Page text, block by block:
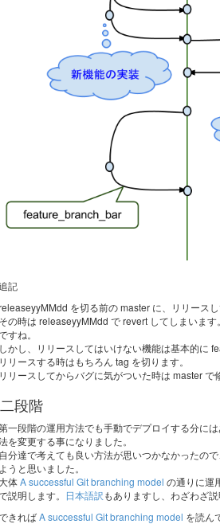
記
を切る前の master に、リリース
その時は releaseyyMMdd で revert してしまいま
すね。
しかし、リリースしてはいけない機能は基本的に
リリースする時はもちろん tag を切ります。
リリースしてからバグに気がついた時は master
段階
一段階の運用方法でも手動でデプロイする分に
を変更する事になりました。
自分達で考えても良い方法が思いつかなかったの
ようと思いました。
大体A successful Git branching model の通りに運
説明します。
日本語訳もありますし、わざわざ
きればA successful Git branching model を読ん